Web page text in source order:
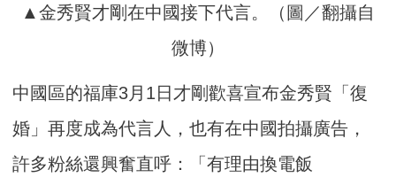
▲金秀賢才剛在中國接下代言。（圖／翻攝自
微博）
中國區的福庫3月1日才剛歡喜宣布金秀賢「復
婚」再度成為代言人，也有在中國拍攝廣告，
許多粉絲還興奮直呼：「有理由換電飯